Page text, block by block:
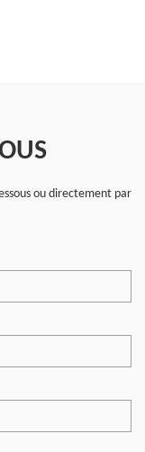
ou directement par